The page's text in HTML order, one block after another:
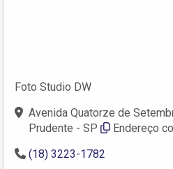
Foto Studio DW
Avenida Quatorze de
Prudente - SP
Endereço
(18) 3223-1782